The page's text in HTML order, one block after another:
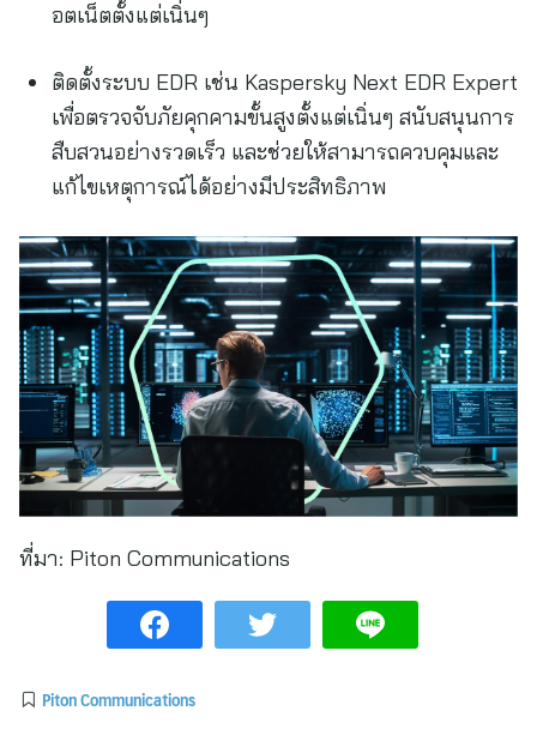
อตเน็ตตั้งแต่เนิ่นๆ
ติดตั้งระบบ EDR เช่น Kaspersky Next EDR Expert
เพื่อตรวจจับภัยคุกคามขั้นสูงตั้งแต่เนิ่นๆ สนับสนุนการ
สืบสวนอย่างรวดเร็ว และช่วยให้สามารถควบคุมและ
แก้ไขเหตุการณ์ได้อย่างมีประสิทธิภาพ
ที่มา: Piton Communications
Piton Communications